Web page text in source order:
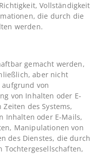
Vollständigkeit
die durch die
werden.
gemacht werden,
aber nicht
von
von Inhalten oder E-
des Systems,
Inhalten oder E-Mails,
Manipulationen von
des Dienstes, die durch
Tochtergesellschaften,